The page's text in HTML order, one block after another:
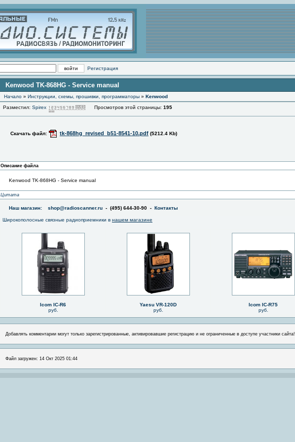
Регистрация
Kenwood TK-868HG - Service manual
Начало » Инструкции, схемы, прошивки, программаторы » Kenwood
Разместил: Spirex Просмотров этой страницы: 195
Скачать файл: tk-868hg_revised_b51-8541-10.pdf (5212.4 Kb)
Описание файла
Kenwood TK-868HG - Service manual
Цитата
Наш магазин: shop@radioscanner.ru - (495) 644-30-90 - Контакты
Широкополосные связные радиоприемники в нашем магазине
Icom IC-R6
руб.
Yaesu VR-120D
руб.
Icom IC-R75
руб.
Добавлять комментарии могут только зарегистрированные, активировавшие регистрацию и не ограниченные в доступе участники сайта!
Файл загружен: 14 Окт 2025 01:44